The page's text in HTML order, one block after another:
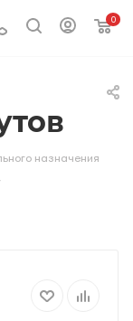
0
назначения